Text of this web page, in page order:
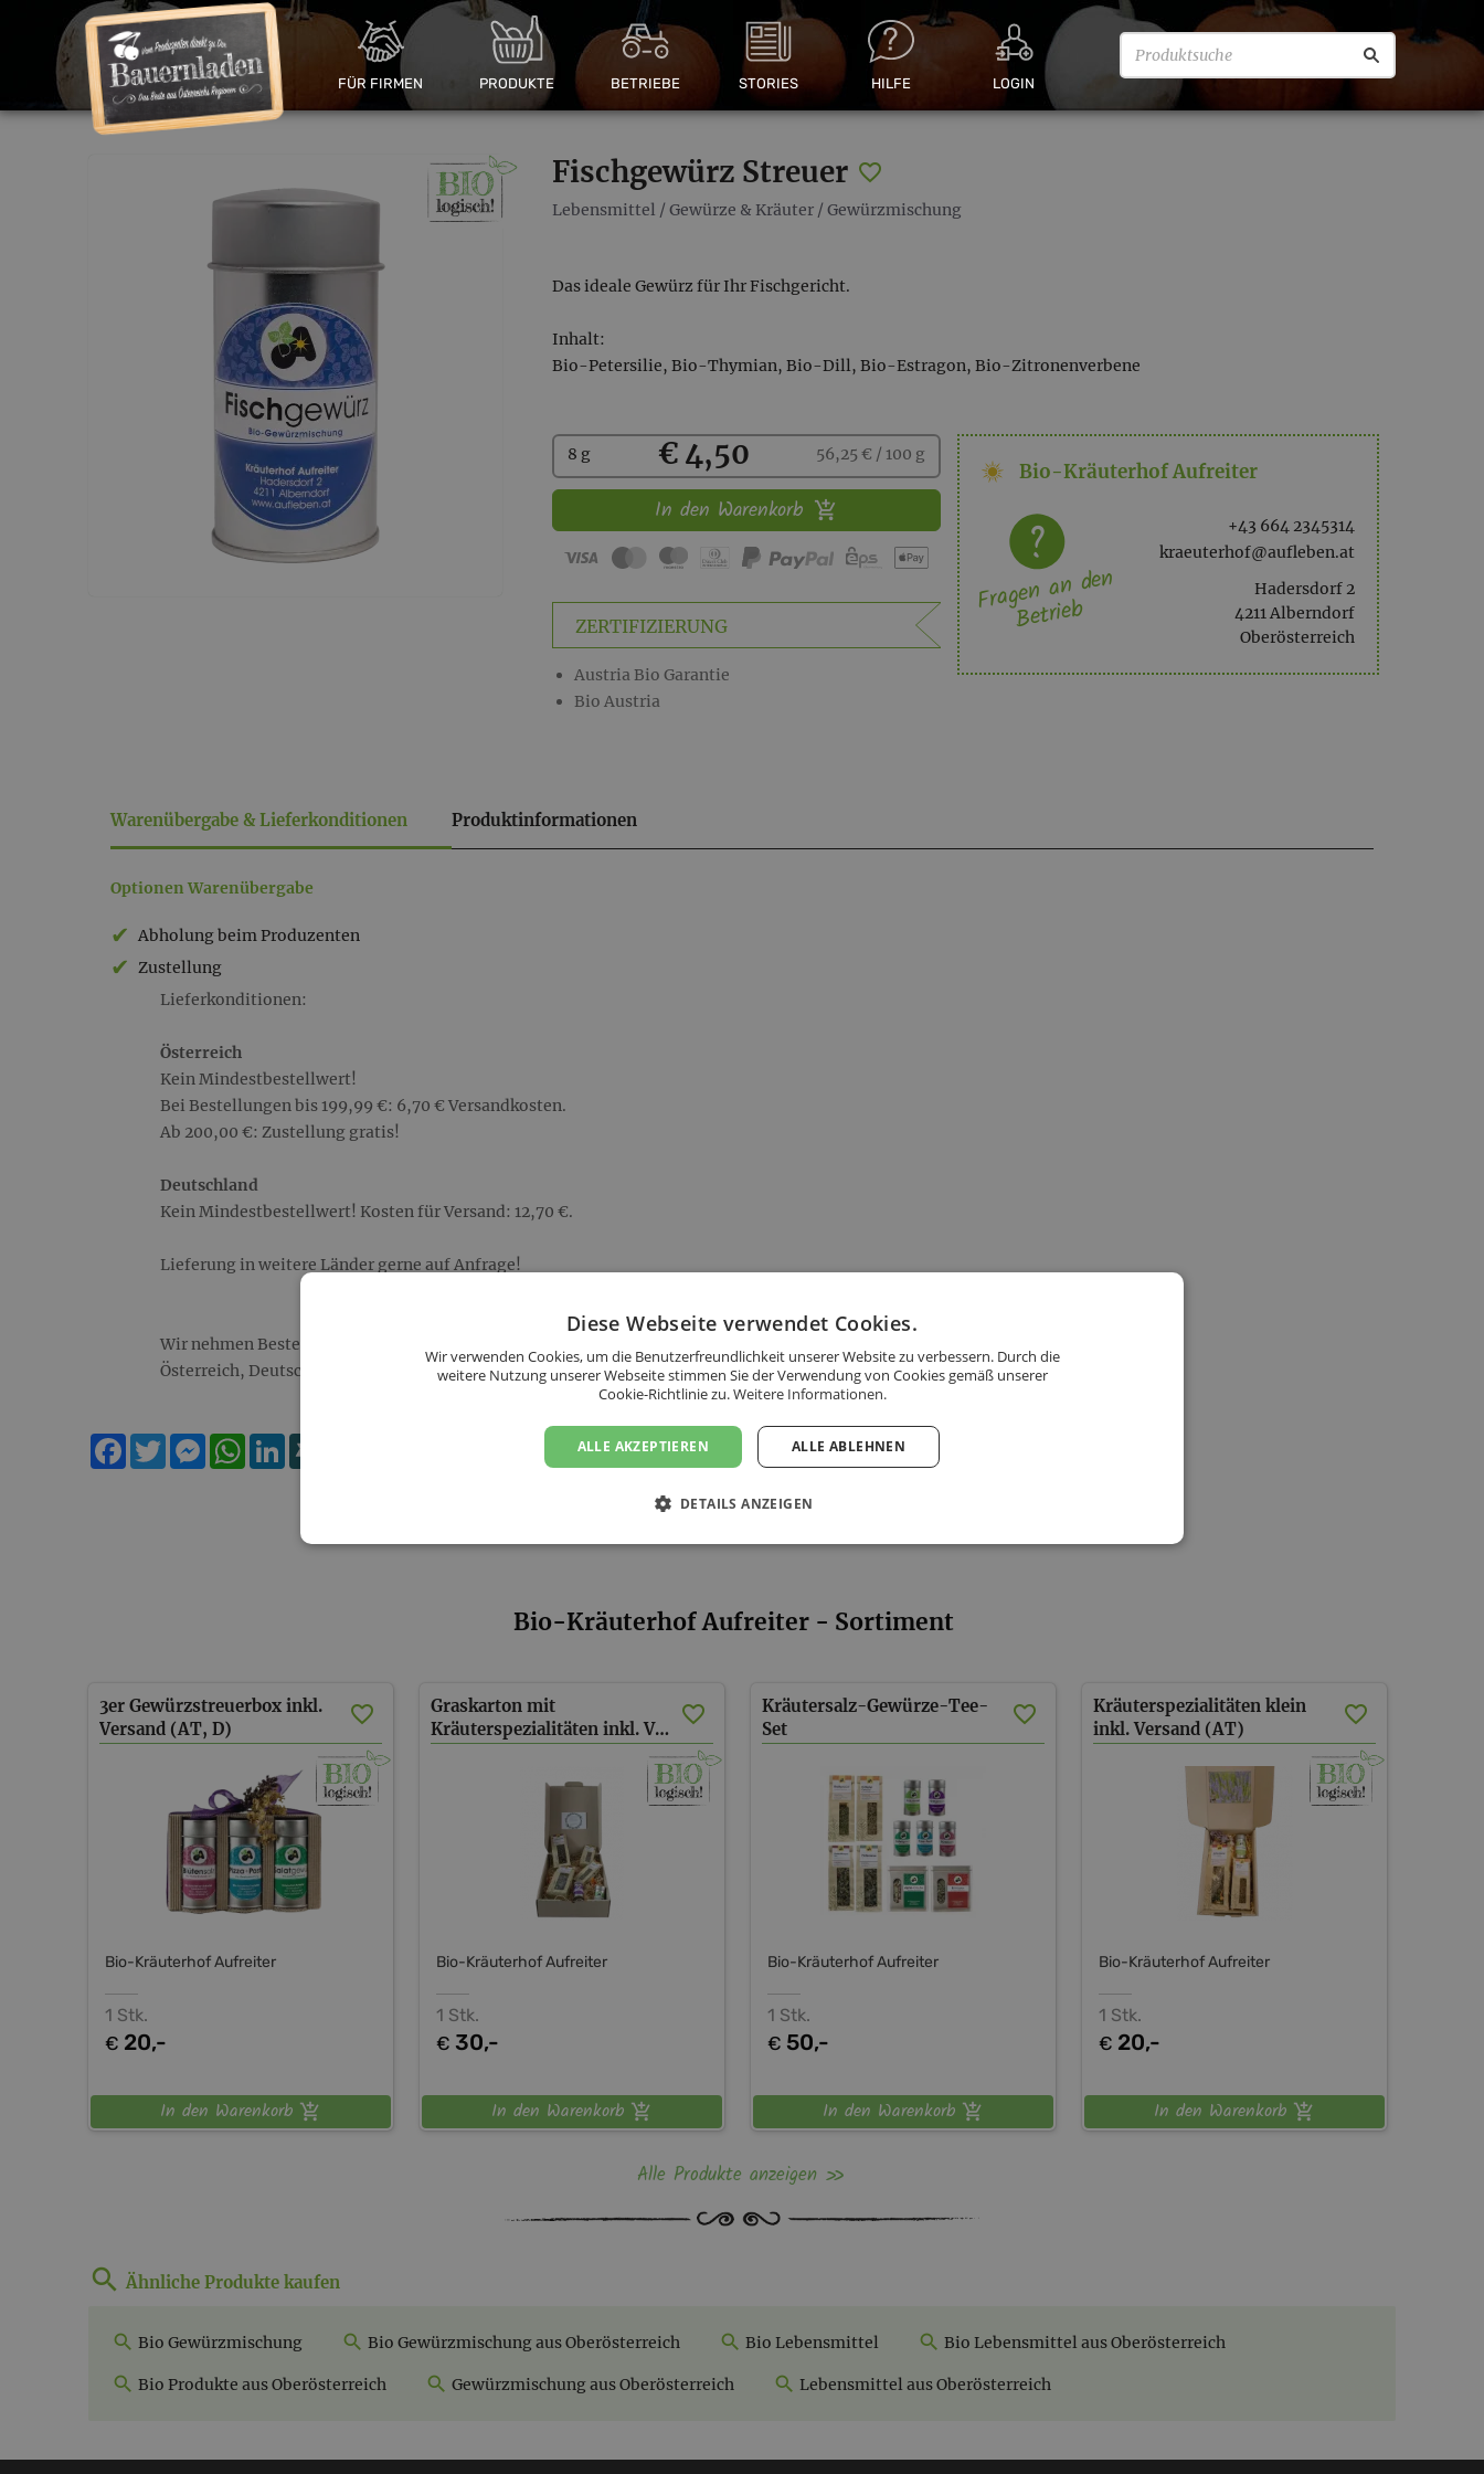
FÜR FIRMEN PRODUKTE BETRIEBE STORIES HILFE LOGIN
Fischgewürz Streuer
Lebensmittel / Gewürze & Kräuter / Gewürzmischung
Das ideale Gewürz für Ihr Fischgericht.
Inhalt:
Bio-Petersilie, Bio-Thymian, Bio-Dill, Bio-Estragon, Bio-Zitronenverbene
Kaufen
8 g € 4,50 56,25 € / 100 g
In den Warenkorb
ZERTIFIZIERUNG
Austria Bio Garantie
Bio Austria
Bio-Kräuterhof Aufreiter
+43 664 2345314
kraeuterhof@aufleben.at
Hadersdorf 2
4211 Alberndorf
Oberösterreich
Fragen an den
Betrieb
Warenübergabe & Lieferkonditionen Produktinformationen
Warenübergabe
&
Lieferkonditionen
Optionen Warenübergabe
Abholung beim Produzenten
Zustellung
Lieferkonditionen:
Österreich
Kein Mindestbestellwert!
Bei Bestellungen bis 199,99 €: 6,70 € Versandkosten.
Ab 200,00 €: Zustellung gratis!
Deutschland
Kein Mindestbestellwert! Kosten für Versand: 12,70 €.
Lieferung in weitere Länder gerne auf Anfrage!
Wir nehmen Bestellungen ausschließlich aus folgenden Ländern an:
Österreich, Deutschland.
Facebook
TwitterMessenger
WhatsAppLinkedIn
Bio-Kräuterhof Aufreiter - Sortiment
3er Gewürzstreuerbox inkl.
Versand (AT, D)
Bio-Kräuterhof Aufreiter
1 Stk.
€ 20,-
In den Warenkorb
Graskarton mit
Kräuterspezialitäten inkl. Versand (AT, D)
Bio-Kräuterhof Aufreiter
1 Stk.
€ 30,-
In den Warenkorb
Kräutersalz-Gewürze-Tee-
Set
Bio-Kräuterhof Aufreiter
1 Stk.
€ 50,-
In den Warenkorb
Kräuterspezialitäten klein
inkl. Versand (AT)
Bio-Kräuterhof Aufreiter
1 Stk.
€ 20,-
In den Warenkorb
Alle Produkte anzeigen
Ähnliche Produkte kaufen
Bio Gewürzmischung Bio Gewürzmischung aus Oberösterreich Bio Lebensmittel Bio Lebensmittel aus Oberösterreich
Bio Produkte aus Oberösterreich Gewürzmischung aus Oberösterreich Lebensmittel aus Oberösterreich
Diese Webseite verwendet Cookies.
Wir verwenden Cookies, um die Benutzerfreundlichkeit unserer Website zu verbessern. Durch die
weitere Nutzung unserer Webseite stimmen Sie der Verwendung von Cookies gemäß unserer
Cookie-Richtlinie zu.Weitere Informationen.
ALLE AKZEPTIEREN ALLE ABLEHNEN
DETAILS ANZEIGEN